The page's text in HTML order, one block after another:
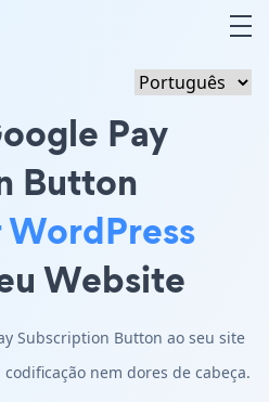
Pay
Button
Website
Subscription Button ao seu site
nem dores de cabeça.